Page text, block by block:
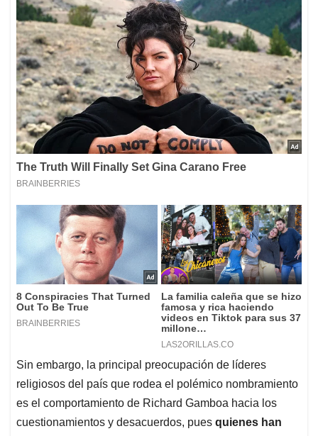
Sin embargo, la principal preocupación de líderes
religiosos del país que rodea el polémico nombramiento
es el comportamiento de Richard Gamboa hacia los
cuestionamientos y desacuerdos, pues quienes han